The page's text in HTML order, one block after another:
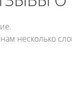
несколько